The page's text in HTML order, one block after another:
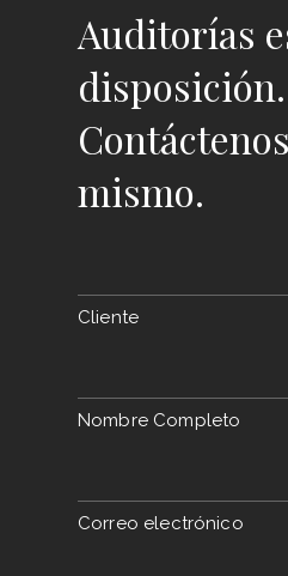
Auditorías
disposición.
mismo.
Cliente
Nombre Completo
Correo electrónico